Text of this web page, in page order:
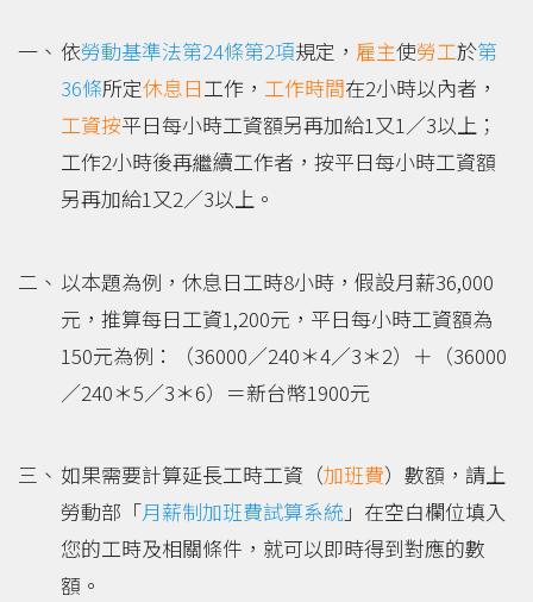
依勞動基準法第24條第2項規定， 雇主使勞工於第
36條所定休息日工作， 工作時間在2小時以內者，
工資按平日每小時工資額另再加給1又1／3以上；
工作2小時後再繼續工作者，按平日每小時工資額
另再加給1又2／3以上。
以本題為例，休息日工時8小時，假設月薪36,000
元，推算每日工資1,200元，平日每小時工資額為
150元為例：（36000／240＊4／3＊2）＋（36000
／240＊5／3＊6）＝新台幣1900元
如果需要計算延長工時工資（加班費）數額，請上
勞動部「月薪制加班費試算系統 」在空白欄位填入
您的工時及相關條件，就可以即時得到對應的數
額。